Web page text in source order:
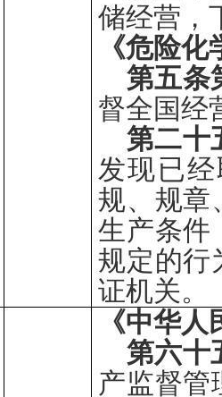
储经营，
《危险
第五条
督全国经
第二十
发现已
规、规章
生产条件
规定的行
证机关。
《中华
第六十
产监督管